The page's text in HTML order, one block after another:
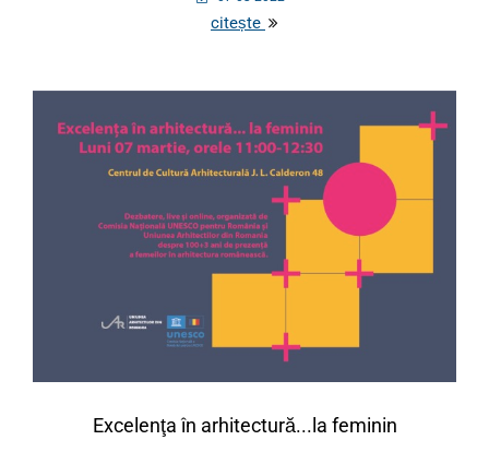
citește
Excelenţa în arhitectură...la feminin